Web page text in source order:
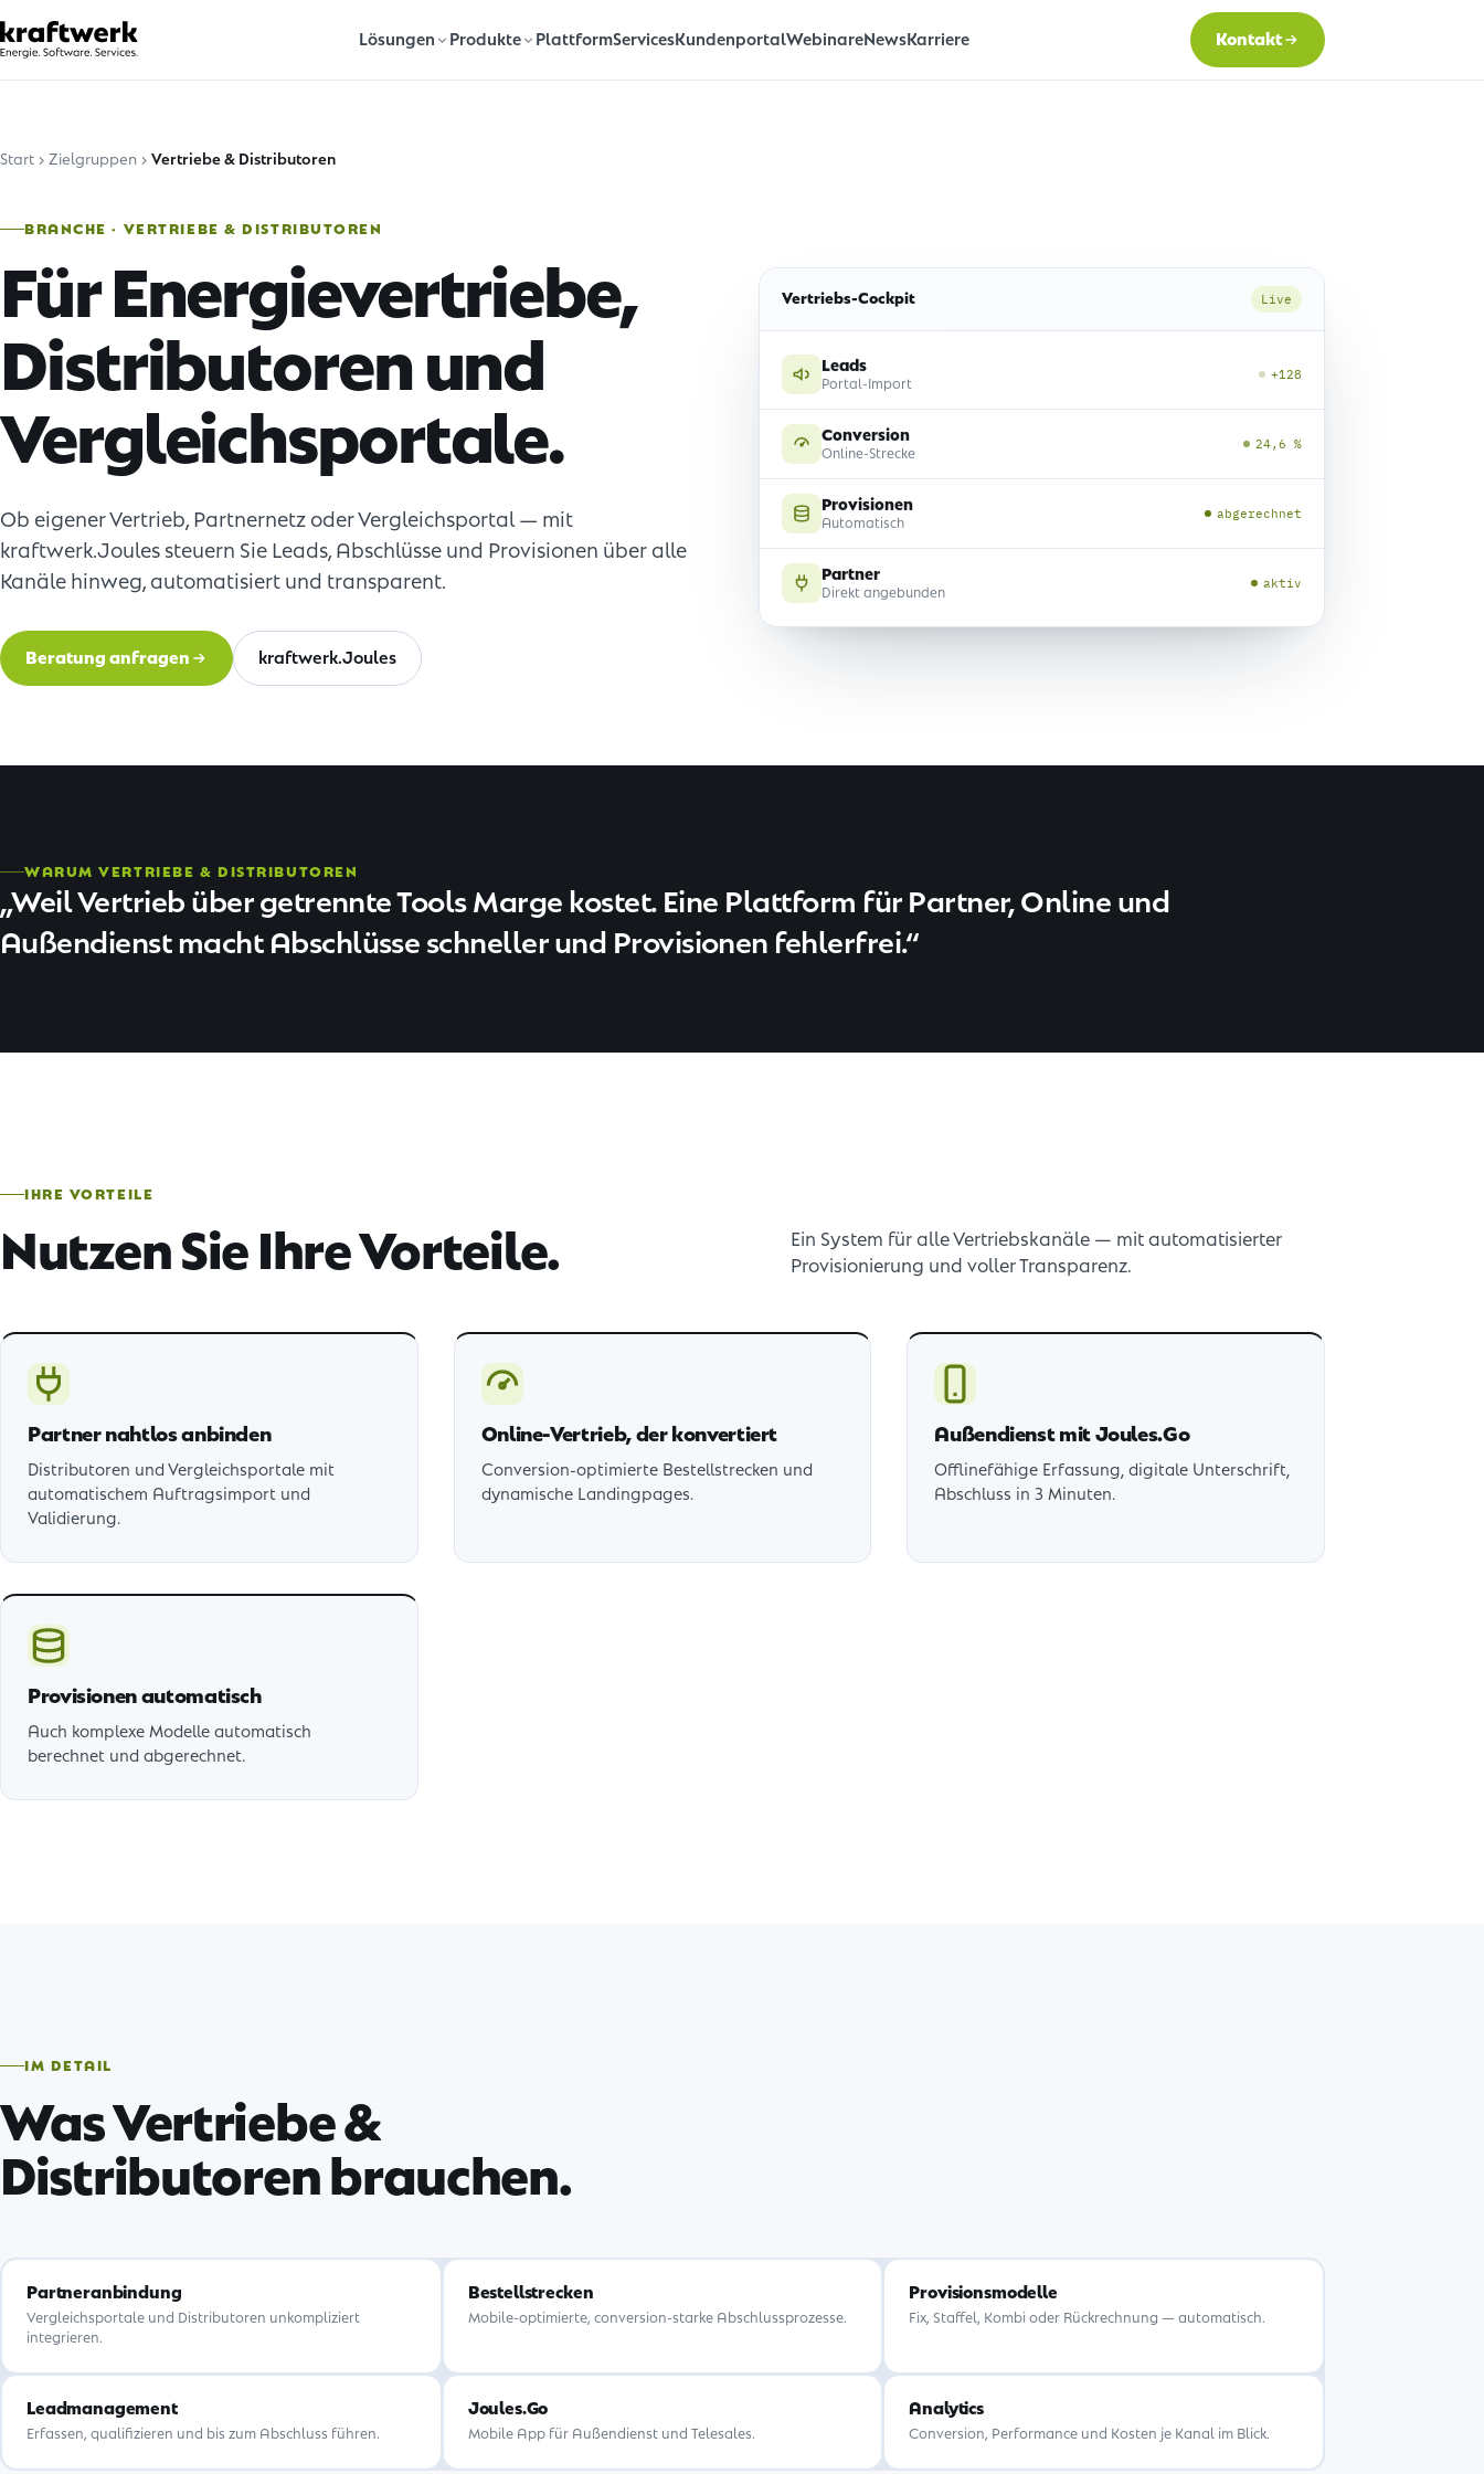
Lösungen Produkte PlattformServicesKundenportalWebinareNewsKarriere Kontakt
Start Zielgruppen Vertriebe & Distributoren
BRANCHE · VERTRIEBE & DISTRIBUTOREN
Für Energievertriebe,
Distributoren und
Vergleichsportale.
Ob eigener Vertrieb, Partnernetz oder Vergleichsportal — mit
kraftwerk.Joules steuern Sie Leads, Abschlüsse und Provisionen über alle
Kanäle hinweg, automatisiert und transparent.
Beratung anfragen kraftwerk.Joules
Vertriebs-Cockpit Live
Leads
Portal-Import
+128
Conversion
Online-Strecke
24,6 %
Provisionen
Automatisch
abgerechnet
Partner
Direkt angebunden
aktiv
WARUM VERTRIEBE & DISTRIBUTOREN
Weil Vertrieb über getrennte Tools Marge kostet. Eine Plattform für Partner, Online und
Außendienst macht Abschlüsse schneller und Provisionen fehlerfrei.
IHRE VORTEILE
Nutzen Sie Ihre Vorteile.
Ein System für alle Vertriebskanäle — mit automatisierter
Provisionierung und voller Transparenz.
Partner nahtlos anbinden
Distributoren und Vergleichsportale mit
automatischem Auftragsimport und
Validierung.
Online-Vertrieb, der konvertiert
Conversion-optimierte Bestellstrecken und
dynamische Landingpages.
Außendienst mit Joules.Go
Offlinefähige Erfassung, digitale Unterschrift,
Abschluss in 3 Minuten.
Provisionen automatisch
Auch komplexe Modelle automatisch
berechnet und abgerechnet.
IM DETAIL
Was Vertriebe &
Distributoren brauchen.
Partneranbindung
Vergleichsportale und Distributoren unkompliziert
integrieren.
Bestellstrecken
Mobile-optimierte, conversion-starke Abschlussprozesse.
Provisionsmodelle
Fix, Staffel, Kombi oder Rückrechnung — automatisch.
Leadmanagement
Erfassen, qualifizieren und bis zum Abschluss führen.
Joules.Go
Mobile App für Außendienst und Telesales.
Analytics
Conversion, Performance und Kosten je Kanal im Blick.